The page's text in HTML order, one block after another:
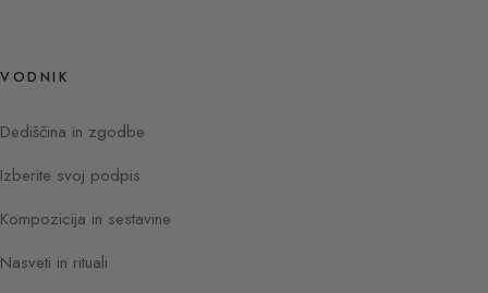
VODNIK
Dediščina in zgodbe
Izberite svoj podpis
Kompozicija in sestavine
Nasveti in rituali